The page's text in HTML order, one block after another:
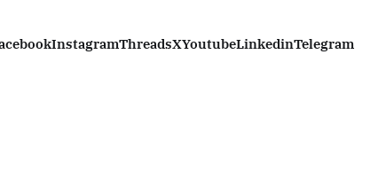
InstagramThreadsXYoutubeLinkedinTelegram